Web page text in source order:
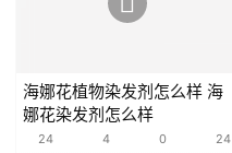
海娜花植物染发剂怎么样 海
娜花染发剂怎么样
24 4 0 24